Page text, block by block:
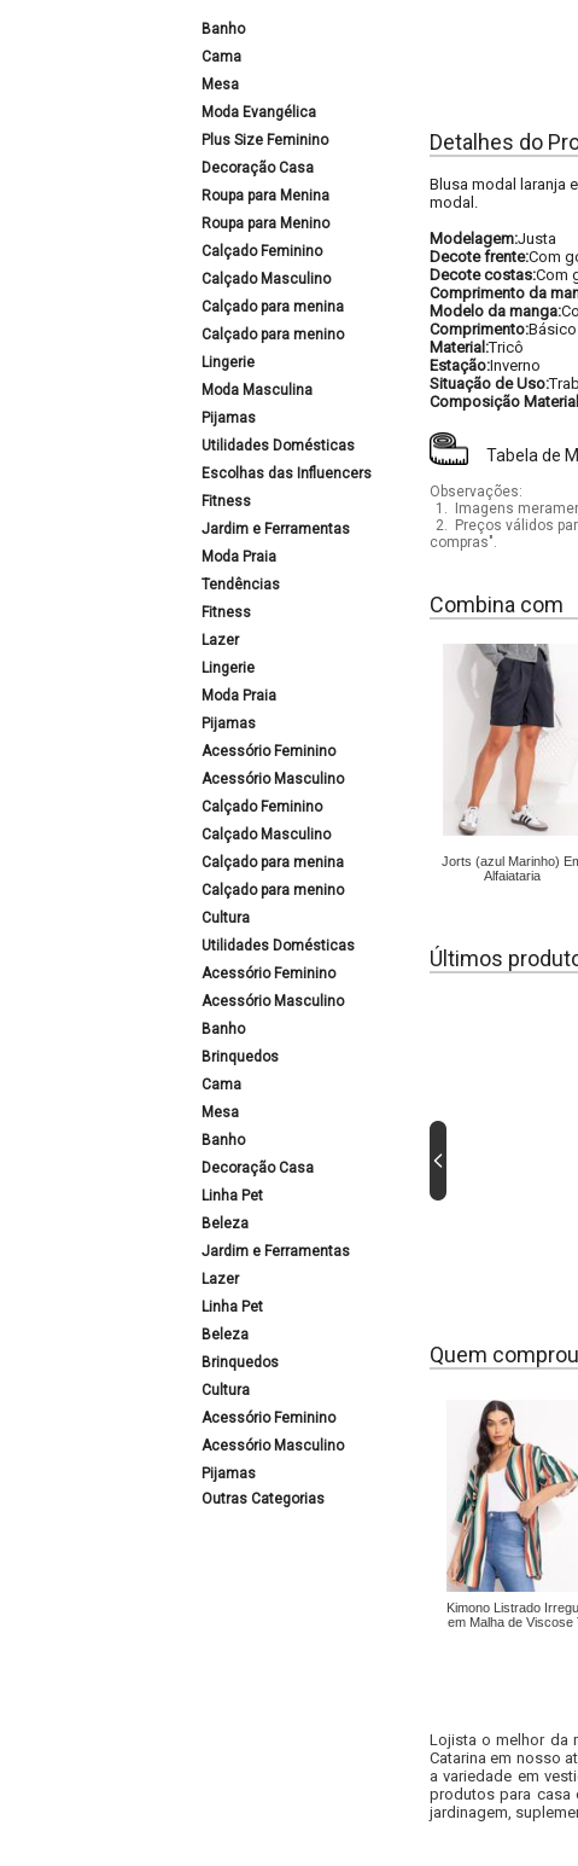
Banho
Cama
Mesa
Moda Evangélica
Plus Size Feminino
Decoração Casa
Roupa para Menina
Roupa para Menino
Calçado Feminino
Calçado Masculino
Calçado para menina
Calçado para menino
Lingerie
Moda Masculina
Pijamas
Utilidades Domésticas
Escolhas das Influencers
Fitness
Jardim e Ferramentas
Moda Praia
Tendências
Fitness
Lazer
Lingerie
Moda Praia
Pijamas
Acessório Feminino
Acessório Masculino
Calçado Feminino
Calçado Masculino
Calçado para menina
Calçado para menino
Cultura
Utilidades Domésticas
Acessório Feminino
Acessório Masculino
Banho
Brinquedos
Cama
Mesa
Banho
Decoração Casa
Linha Pet
Beleza
Jardim e Ferramentas
Lazer
Linha Pet
Beleza
Brinquedos
Cultura
Acessório Feminino
Acessório Masculino
Pijamas
Outras Categorias
Detalhes do
Blusa modal laranja
modal.
Modelagem:Justa
Decote frente:Com
Decote costas:Com
Comprimento da
Modelo da manga:
Comprimento:Básico
Material:Tricô
Estação:Inverno
Situação de Uso:
Composição
Tabela de
Observações:
1.
Imagens
2.
Preços válidos
compras".
Combina com
Jorts (azul Marinho)
Alfaiataria
Últimos
Quem
Kimono Listrado
em Malha de Viscose
Lojista o melhor da
Catarina em nosso
a variedade em
produtos para casa
jardinagem,